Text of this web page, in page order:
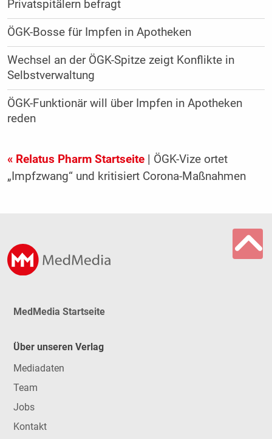
Privatspitälern befragt
ÖGK-Bosse für Impfen in Apotheken
Wechsel an der ÖGK-Spitze zeigt Konflikte in
Selbstverwaltung
ÖGK-Funktionär will über Impfen in Apotheken
reden
« Relatus Pharm Startseite| ÖGK-Vize ortet
„Impfzwang“ und kritisiert Corona-Maßnahmen
MedMedia Startseite
Über unseren Verlag
Mediadaten
Team
Jobs
Kontakt